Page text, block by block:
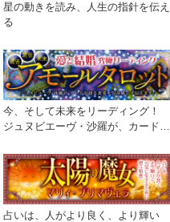
星の動きを読み、人生の指針を伝え
る
今、そして未来をリーディング！
ジュヌビエーヴ・沙羅が、カードが
占いは、人がより良く、より輝い